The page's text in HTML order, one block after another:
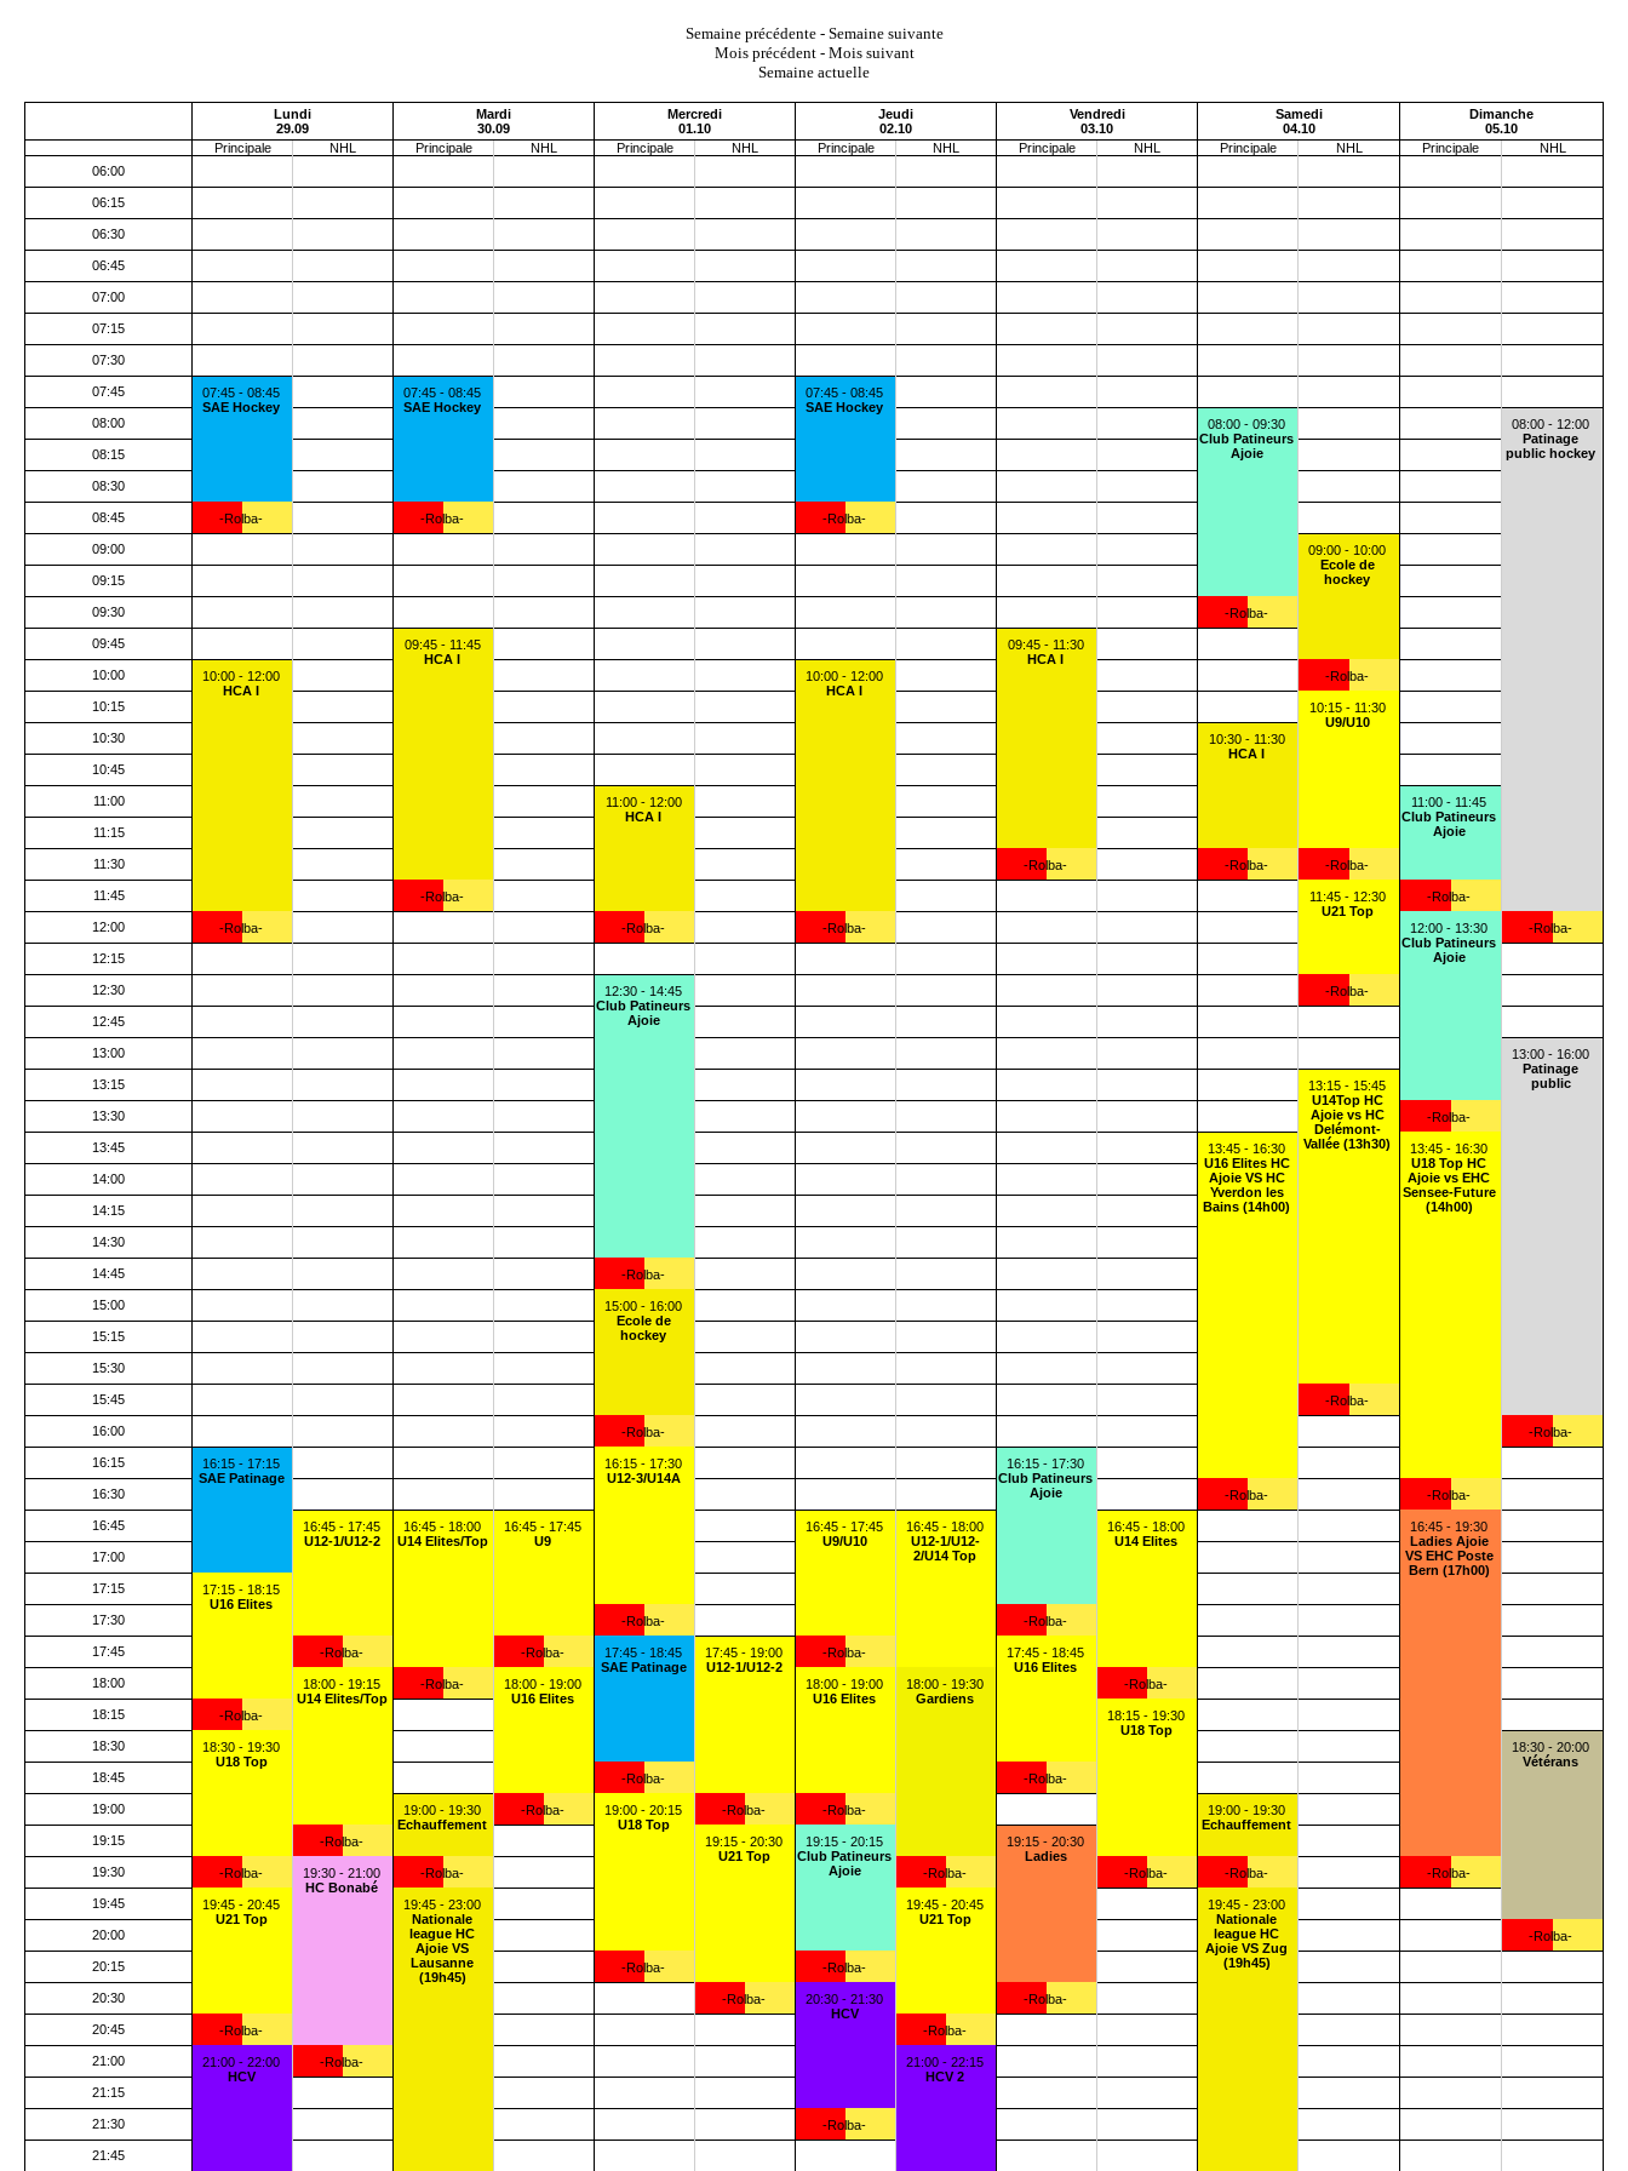
Semaine précédente- Semaine suivante
Mois précédent- Mois suivant
Semaine actuelle
Lundi
29.09
Mardi
30.09
Mercredi
01.10
Jeudi
02.10
Vendredi
03.10
Samedi
04.10
Dimanche
05.10
Principale
NHL Principale NHL Principale NHL Principale NHL Principale NHL Principale NHL Principale
NHL
06:00
06:15
06:30
06:45
07:00
07:15
07:30
07:45
07:45 - 08:45
SAE Hockey
07:45 - 08:45
SAE Hockey
07:45 - 08:45
SAE Hockey
08:00
08:00 - 09:30
Club Patineurs
Ajoie
08:00 - 12:00
Patinage
public hockey
08:15
08:30
08:45 -Rolba- -Rolba- -Rolba-
09:00
09:00 - 10:00
Ecole de
hockey
09:15
09:30 -Rolba-
09:45
09:45 - 11:45
HCA I
09:45 - 11:30
HCA I
10:00
10:00 - 12:00
HCA I
10:00 - 12:00
HCA I
-Rolba-
10:15
10:15 - 11:30
U9/U10
10:30
10:30 - 11:30
HCA I
10:45
11:00
11:00 - 12:00
HCA I
11:00 - 11:45
Club Patineurs
Ajoie
11:15
11:30 -Rolba- -Rolba- -Rolba-
11:45 -Rolba-
11:45 - 12:30
U21 Top
-Rolba-
12:00 -Rolba- -Rolba- -Rolba-
12:00 - 13:30
Club Patineurs
Ajoie
-Rolba-
12:15
12:30
12:30 - 14:45
Club Patineurs
Ajoie
-Rolba-
12:45
13:00
13:00 - 16:00
Patinage
public
13:15
13:15 - 15:45
U14Top HC
Ajoie vs HC
Delémont-
Vallée (13h30)
13:30 -Rolba-
13:45
13:45 - 16:30
U16 Elites HC
Ajoie VS HC
Yverdon les
Bains (14h00)
13:45 - 16:30
U18 Top HC
Ajoie vs EHC
Sensee-Future
(14h00)
14:00
14:15
14:30
14:45 -Rolba-
15:00
15:00 - 16:00
Ecole de
hockey
15:15
15:30
15:45 -Rolba-
16:00 -Rolba- -Rolba-
16:15
16:15 - 17:15
SAE Patinage
16:15 - 17:30
U12-3/U14A
16:15 - 17:30
Club Patineurs
Ajoie
16:30 -Rolba- -Rolba-
16:45
16:45 - 17:45
U12-1/U12-2
16:45 - 18:00
U14 Elites/Top
16:45 - 17:45
U9
16:45 - 17:45
U9/U10
16:45 - 18:00
U12-1/U12-
2/U14 Top
16:45 - 18:00
U14 Elites
16:45 - 19:30
Ladies Ajoie
VS EHC Poste
Bern (17h00)
17:00
17:15
17:15 - 18:15
U16 Elites
17:30
-Rolba- -Rolba-
17:45 -Rolba- -Rolba-
17:45 - 18:45
SAE Patinage
17:45 - 19:00
U12-1/U12-2
-Rolba-
17:45 - 18:45
U16 Elites
18:00
18:00 - 19:15
U14 Elites/Top
-Rolba-
18:00 - 19:00
U16 Elites
18:00 - 19:00
U16 Elites
18:00 - 19:30
Gardiens
-Rolba-
18:15 -Rolba-
18:15 - 19:30
U18 Top
18:30
18:30 - 19:30
U18 Top
18:30 - 20:00
Vétérans
18:45
-Rolba- -Rolba-
19:00
19:00 - 19:30
Echauffement
-Rolba-
19:00 - 20:15
U18 Top
-Rolba- -Rolba-
19:00 - 19:30
Echauffement
19:15
-Rolba-
19:15 - 20:30
U21 Top
19:15 - 20:15
Club Patineurs
Ajoie
19:15 - 20:30
Ladies
19:30
-Rolba-
19:30 - 21:00
HC Bonabé
-Rolba- -Rolba- -Rolba- -Rolba- -Rolba-
19:45
19:45 - 20:45
U21 Top
19:45 - 23:00
Nationale
league HC
Ajoie VS
Lausanne
(19h45)
19:45 - 20:45
U21 Top
19:45 - 23:00
Nationale
league HC
Ajoie VS Zug
(19h45)
20:00 -Rolba-
20:15 -Rolba- -Rolba-
20:30 -Rolba-
20:30 - 21:30
HCV
-Rolba-
20:45 -Rolba- -Rolba-
21:00
21:00 - 22:00
HCV
-Rolba-
21:00 - 22:15
HCV 2
21:15
21:30 -Rolba-
21:45